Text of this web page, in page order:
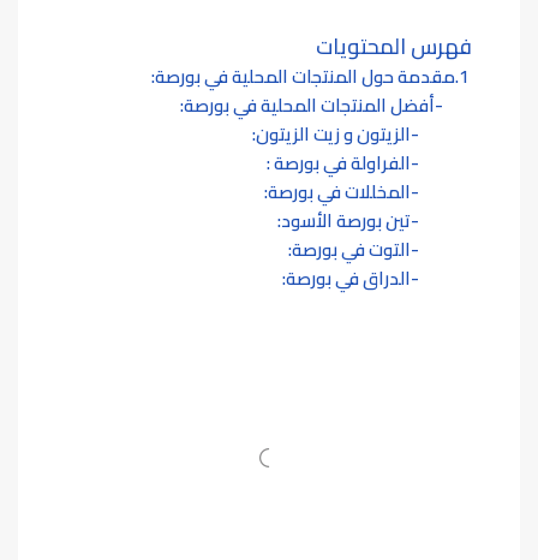
فهرس المحتويات
مقدمة حول المنتجات المحلية في بورصة:
أفضل المنتجات المحلية في بورصة:
الزيتون و زيت الزيتون:
الفراولة في بورصة :
المخللات في بورصة:
تين بورصة الأسود:
التوت في بورصة:
الدراق في بورصة: